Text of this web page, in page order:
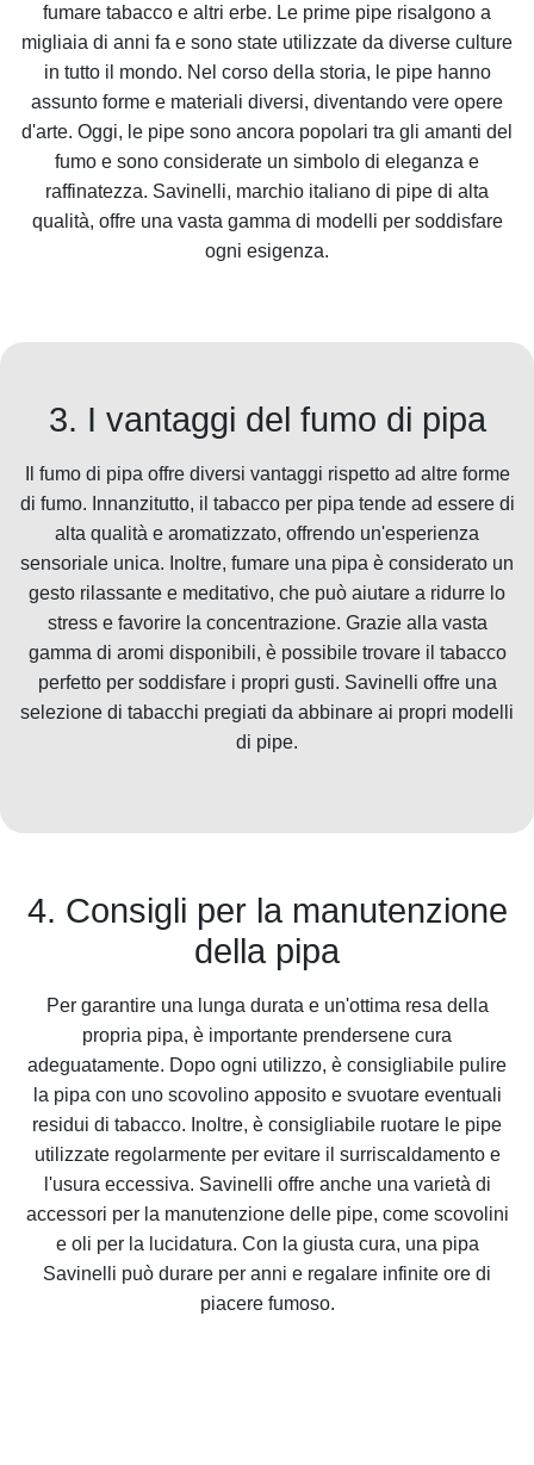
fumare tabacco e altri erbe. Le prime pipe risalgono a
migliaia di anni fa e sono state utilizzate da diverse culture
in tutto il mondo. Nel corso della storia, le pipe hanno
assunto forme e materiali diversi, diventando vere opere
d'arte. Oggi, le pipe sono ancora popolari tra gli amanti del
fumo e sono considerate un simbolo di eleganza e
raffinatezza. Savinelli, marchio italiano di pipe di alta
qualità, offre una vasta gamma di modelli per soddisfare
ogni esigenza.
3. I vantaggi del fumo di pipa
Il fumo di pipa offre diversi vantaggi rispetto ad altre forme
di fumo. Innanzitutto, il tabacco per pipa tende ad essere di
alta qualità e aromatizzato, offrendo un'esperienza
sensoriale unica. Inoltre, fumare una pipa è considerato un
gesto rilassante e meditativo, che può aiutare a ridurre lo
stress e favorire la concentrazione. Grazie alla vasta
gamma di aromi disponibili, è possibile trovare il tabacco
perfetto per soddisfare i propri gusti. Savinelli offre una
selezione di tabacchi pregiati da abbinare ai propri modelli
di pipe.
4. Consigli per la manutenzione
della pipa
Per garantire una lunga durata e un'ottima resa della
propria pipa, è importante prendersene cura
adeguatamente. Dopo ogni utilizzo, è consigliabile pulire
la pipa con uno scovolino apposito e svuotare eventuali
residui di tabacco. Inoltre, è consigliabile ruotare le pipe
utilizzate regolarmente per evitare il surriscaldamento e
l'usura eccessiva. Savinelli offre anche una varietà di
accessori per la manutenzione delle pipe, come scovolini
e oli per la lucidatura. Con la giusta cura, una pipa
Savinelli può durare per anni e regalare infinite ore di
piacere fumoso.